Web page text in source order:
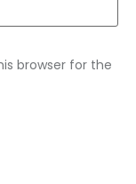
browser for the